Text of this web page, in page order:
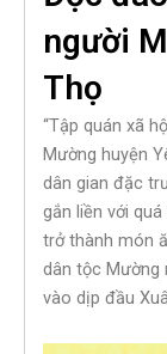
người
Thọ
“Tập quán xã
Mường huyện
dân gian đặc
gắn liền với
trở thành món
dân tộc Mường
vào dịp đầu